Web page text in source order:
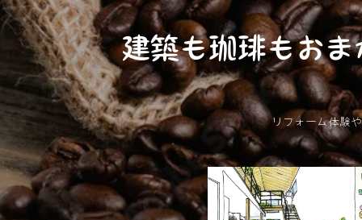
建築も珈琲もお
リフォーム体験